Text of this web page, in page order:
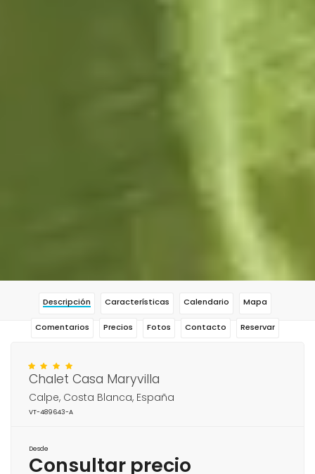
Descripción Características Calendario Mapa
Comentarios Precios Fotos Contacto Reservar
Chalet Casa Maryvilla
Calpe, Costa Blanca, España
VT-489643-A
Desde
Consultar precio